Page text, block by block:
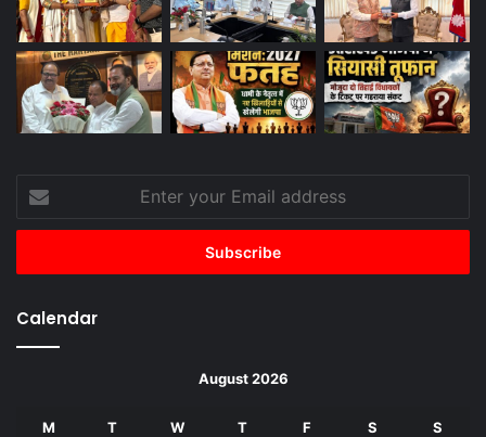
your
Email
Calendar
August 2026
M T W T F S S